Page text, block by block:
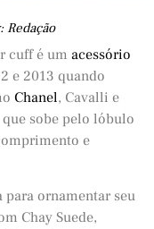
Redação
cuff é um acessório
e 2013 quando
Chanel, Cavalli e
sobe pelo lóbulo
e
ornamentar seu
Chay Suede,